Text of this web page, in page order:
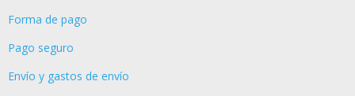
Forma de pago
Pago seguro
Envío y gastos de envío